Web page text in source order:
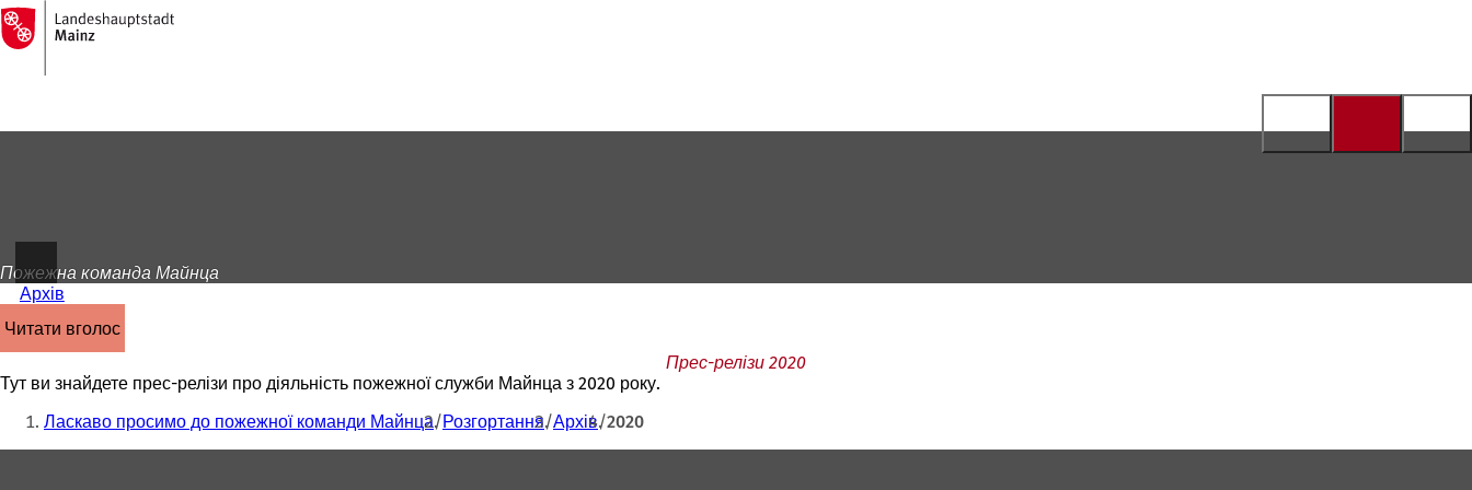
Перейти до змісту
На
головну
сторінку
Пожежна команда Майнца
Архів
читати вголос
Прес-релізи 2020
Тут ви знайдете прес-релізи про діяльність пожежної служби Майнца з 2020 року.
Ти
тут:
Ласкаво просимо до пожежної команди Майнца Розгортання Архів 2020